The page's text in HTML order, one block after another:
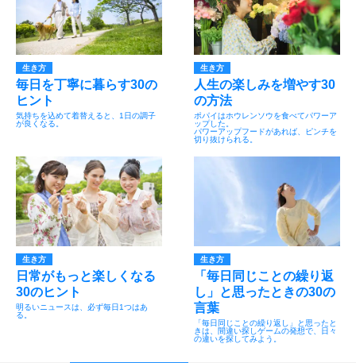
生き方
毎日を丁寧に暮らす30の
ヒント
気持ちを込めて着替えると、1日の調子
が良くなる。
生き方
人生の楽しみを増やす30
の方法
ポパイはホウレンソウを食べてパワーア
ップした。
パワーアップフードがあれば、ピンチを
切り抜けられる。
生き方
日常がもっと楽しくなる
30のヒント
明るいニュースは、必ず毎日1つはあ
る。
生き方
「毎日同じことの繰り返
し」と思ったときの30の
言葉
「毎日同じことの繰り返し」と思ったと
きは、間違い探しゲームの発想で、日々
の違いを探してみよう。